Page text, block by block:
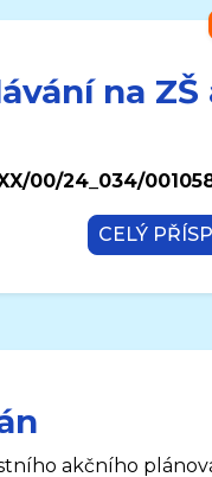
na ZŠ
00/24_034/
CELÝ
akčního